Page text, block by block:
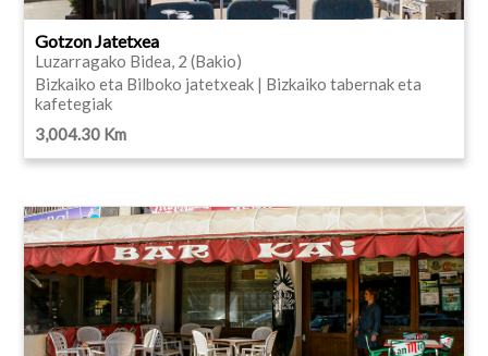
Gotzon Jatetxea
Luzarragako Bidea, 2 (Bakio)
Bizkaiko eta Bilboko jatetxeak | Bizkaiko tabernak eta
kafetegiak
3,004.30 Km